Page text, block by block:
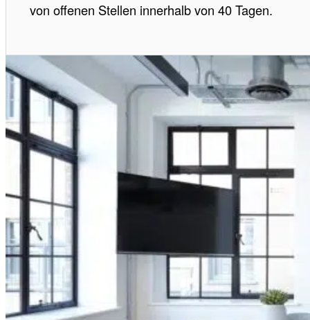
von offenen Stellen innerhalb von 40 Tagen.